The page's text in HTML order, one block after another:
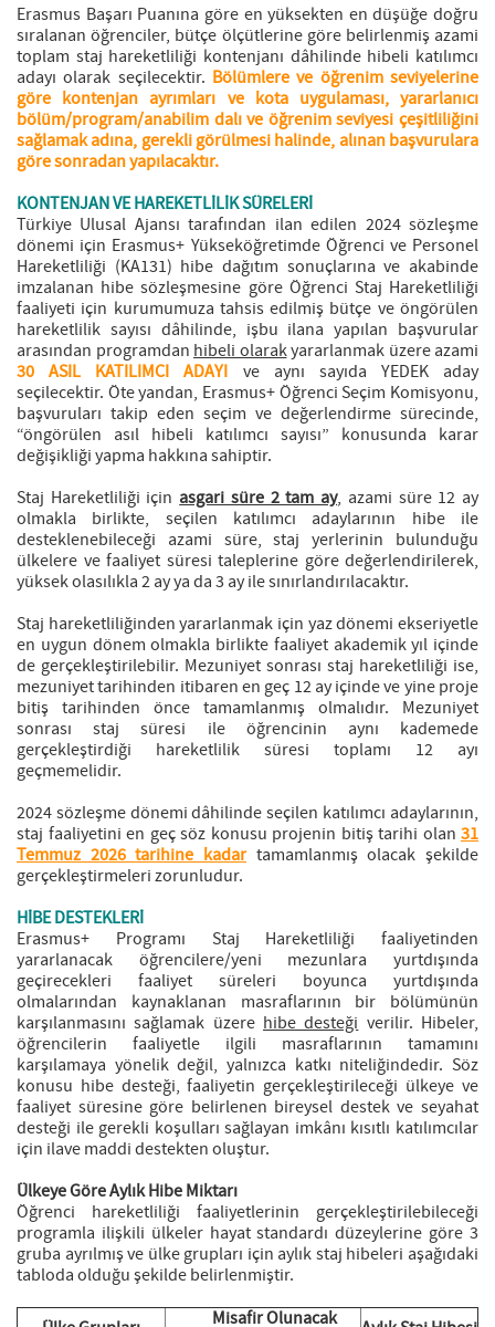
Erasmus Başarı Puanına göre en yüksekten en düşüğe doğru
sıralanan öğrenciler, bütçe ölçütlerine göre belirlenmiş azami
toplam staj hareketliliği kontenjanı dâhilinde hibeli katılımcı
adayı olarak seçilecektir. Bölümlere ve öğrenim seviyelerine
göre kontenjan ayrımları ve kota uygulaması, yararlanıcı
bölüm/program/anabilim dalı ve öğrenim seviyesi çeşitliliğini
sağlamak adına, gerekli görülmesi halinde, alınan başvurulara
göre sonradan yapılacaktır.
KONTENJAN VE HAREKETLİLİK SÜRELERİ
Türkiye Ulusal Ajansı tarafından ilan edilen 2024 sözleşme
dönemi için Erasmus+ Yükseköğretimde Öğrenci ve Personel
Hareketliliği (KA131) hibe dağıtım sonuçlarına ve akabinde
imzalanan hibe sözleşmesine göre Öğrenci Staj Hareketliliği
faaliyeti için kurumumuza tahsis edilmiş bütçe ve öngörülen
hareketlilik sayısı dâhilinde, işbu ilana yapılan başvurular
arasından programdan hibeli olarakyararlanmak üzere azami
30 ASIL KATILIMCI ADAYI
ve aynı sayıda YEDEK aday
seçilecektir. Öte yandan, Erasmus+ Öğrenci Seçim Komisyonu,
başvuruları takip eden seçim ve değerlendirme sürecinde,
“öngörülen asıl hibeli katılımcı sayısı” konusunda karar
değişikliği yapma hakkına sahiptir.
Staj Hareketliliği için asgari süre 2 tam ay, azami süre 12 ay
olmakla birlikte, seçilen katılımcı adaylarının hibe ile
desteklenebileceği azami süre, staj yerlerinin bulunduğu
ülkelere ve faaliyet süresi taleplerine göre değerlendirilerek,
yüksek olasılıkla 2 ay ya da 3 ay ile sınırlandırılacaktır.
Staj hareketliliğinden yararlanmak için yaz dönemi ekseriyetle
en uygun dönem olmakla birlikte faaliyet akademik yıl içinde
de gerçekleştirilebilir. Mezuniyet sonrası staj hareketliliği ise,
mezuniyet tarihinden itibaren en geç 12 ay içinde ve yine proje
bitiş tarihinden önce tamamlanmış olmalıdır. Mezuniyet
sonrası staj süresi ile öğrencinin aynı kademede
gerçekleştirdiği hareketlilik süresi toplamı 12 ayı
geçmemelidir.
2024 sözleşme dönemi dâhilinde seçilen katılımcı adaylarının,
staj faaliyetini en geç söz konusu projenin bitiş tarihi olan 31
Temmuz 2026 tarihine kadartamamlanmış olacak şekilde
gerçekleştirmeleri zorunludur.
HİBE DESTEKLERİ
Erasmus+ Programı Staj Hareketliliği faaliyetinden
yararlanacak öğrencilere/yeni mezunlara yurtdışında
geçirecekleri faaliyet süreleri boyunca yurtdışında
olmalarından kaynaklanan masraflarının bir bölümünün
karşılanmasını sağlamak üzere hibe desteği verilir. Hibeler,
öğrencilerin faaliyetle ilgili masraflarının tamamını
karşılamaya yönelik değil, yalnızca katkı niteliğindedir. Söz
konusu hibe desteği, faaliyetin gerçekleştirileceği ülkeye ve
faaliyet süresine göre belirlenen bireysel destek ve seyahat
desteği ile gerekli koşulları sağlayan imkânı kısıtlı katılımcılar
için ilave maddi destekten oluştur.
Ülkeye Göre Aylık Hibe Miktarı
Öğrenci hareketliliği faaliyetlerinin gerçekleştirilebileceği
programla ilişkili ülkeler hayat standardı düzeylerine göre 3
gruba ayrılmış ve ülke grupları için aylık staj hibeleri aşağıdaki
tabloda olduğu şekilde belirlenmiştir.
Misafir Olunacak